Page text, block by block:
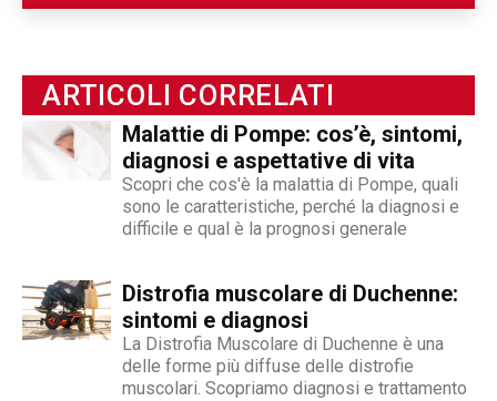
l'approccio positivo alla disabilità, una risorsa
fondamentale della nostra società.
ARTICOLI CORRELATI
Malattie di Pompe: cos’è, sintomi,
diagnosi e aspettative di vita
Scopri che cos'è la malattia di Pompe, quali
sono le caratteristiche, perché la diagnosi e
difficile e qual è la prognosi generale
Distrofia muscolare di Duchenne:
sintomi e diagnosi
La Distrofia Muscolare di Duchenne è una
delle forme più diffuse delle distrofie
muscolari. Scopriamo diagnosi e trattamento